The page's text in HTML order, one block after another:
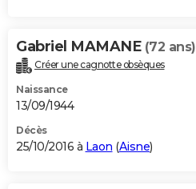
Gabriel MAMANE (72 ans)
Créer une cagnotte obsèques
Naissance
13/09/1944
Décès
25/10/2016 à Laon (Aisne)